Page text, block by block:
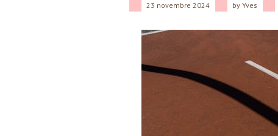
23 novembre 2024 by Yves